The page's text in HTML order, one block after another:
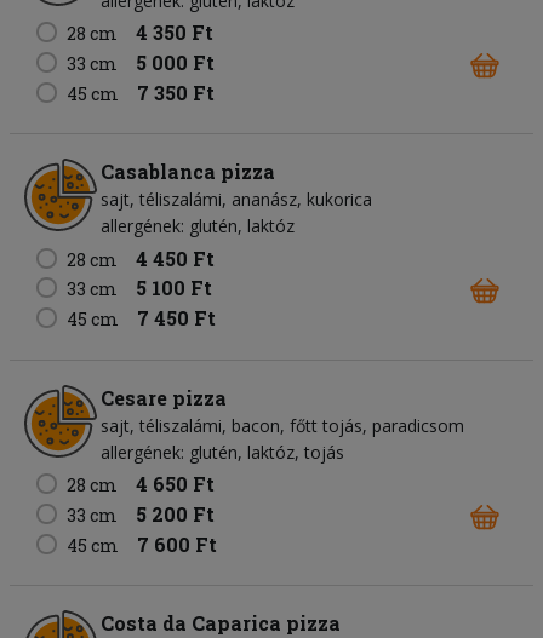
28 cm
4 350 Ft
33 cm 5 000 Ft
45 cm 7 350 Ft
Casablanca pizza
sajt téliszalámi ananász kukorica
allergének: glutén, laktóz
28 cm
4 450 Ft
33 cm 5 100 Ft
45 cm 7 450 Ft
Cesare pizza
sajt téliszalámi bacon főtt tojás paradicsom
allergének: glutén, laktóz, tojás
28 cm
4 650 Ft
33 cm 5 200 Ft
45 cm 7 600 Ft
Costa da Caparica pizza